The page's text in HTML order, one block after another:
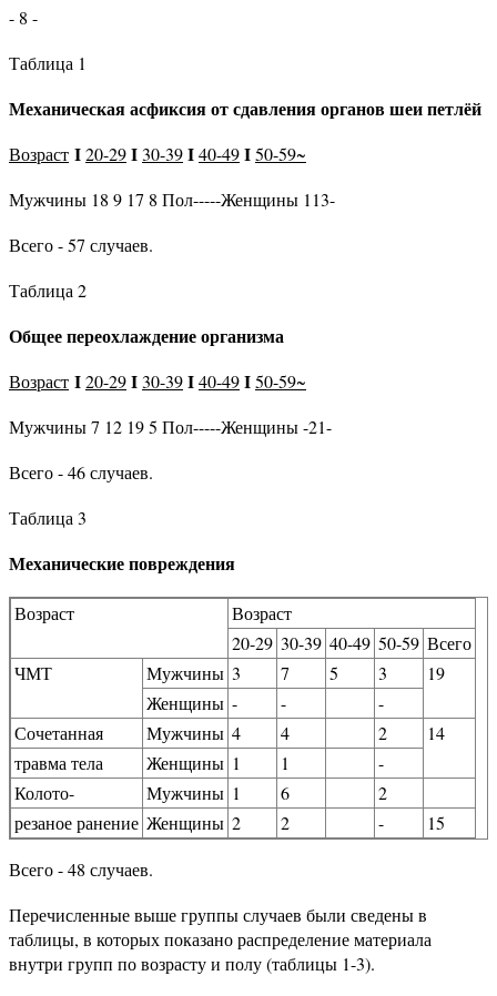
- 8 -
Таблица 1
Механическая асфиксия от сдавления органов шеи петлёй
Возраст I20-29I30-39I40-49I50-59~
Мужчины 18 9 17 8 Пол-----Женщины 113-
Всего - 57 случаев.
Таблица 2
Общее переохлаждение организма
Возраст I20-29I30-39I40-49I50-59~
Мужчины 7 12 19 5 Пол-----Женщины -21-
Всего - 46 случаев.
Таблица 3
Механические повреждения
Возраст
Возраст
20-29 30-39 40-49 50-59 Всего
ЧМТ
Мужчины 3 7 5 3
19
Женщины - -
-
Сочетанная
Мужчины 4 4 2
14
травма тела
Женщины 1 1
-
Колото-
Мужчины 1 6
2
резаное ранение Женщины 2 2 -
15
Всего - 48 случаев.
Перечисленные выше группы случаев были сведены в
таблицы, в которых показано распределение материала
внутри групп по возрасту и полу (таблицы 1-3).